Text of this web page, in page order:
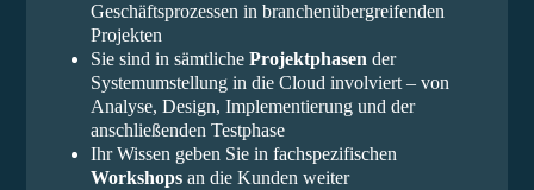
Geschäftsprozessen in branchenübergreifenden
Projekten
Sie sind in sämtliche Projektphasen der
Systemumstellung in die Cloud involviert – von
Analyse, Design, Implementierung und der
anschließenden Testphase
Ihr Wissen geben Sie in fachspezifischen
Workshops an die Kunden weiter